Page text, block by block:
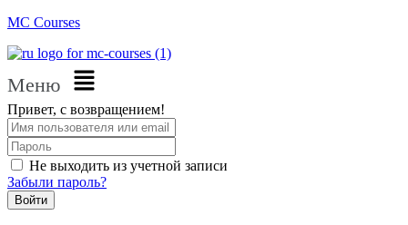
MC Courses
Меню
Привет, с возвращением!
Не выходить из учетной записи
Забыли пароль?
Войти